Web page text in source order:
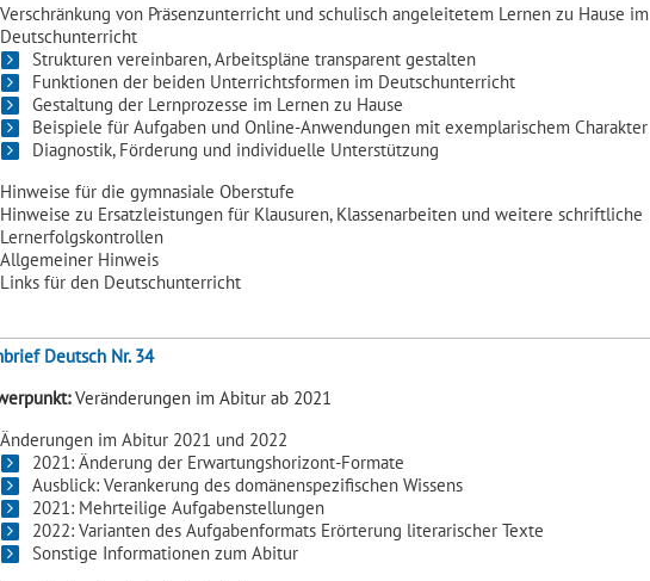
Verschränkung von Präsenzunterricht und schulisch angeleitetem Lernen zu Hause im
Deutschunterricht
Strukturen vereinbaren, Arbeitspläne transparent gestalten
Funktionen der beiden Unterrichtsformen im Deutschunterricht
Gestaltung der Lernprozesse im Lernen zu Hause
Beispiele für Aufgaben und Online-Anwendungen mit exemplarischem Charakter
Diagnostik, Förderung und individuelle Unterstützung
Hinweise für die gymnasiale Oberstufe
Hinweise zu Ersatzleistungen für Klausuren, Klassenarbeiten und weitere schriftliche
Lernerfolgskontrollen
Allgemeiner Hinweis
Links für den Deutschunterricht
Deutsch Nr. 34
Veränderungen im Abitur ab 2021
Änderungen im Abitur 2021 und 2022
2021: Änderung der Erwartungshorizont-Formate
Ausblick: Verankerung des domänenspezifischen Wissens
2021: Mehrteilige Aufgabenstellungen
2022: Varianten des Aufgabenformats Erörterung literarischer Texte
Sonstige Informationen zum Abitur